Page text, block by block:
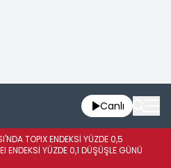
Canlı
TOPIX ENDEKSİ YÜZDE 0,5
ENDEKSİ YÜZDE 0,1 DÜŞÜŞLE GÜNÜ